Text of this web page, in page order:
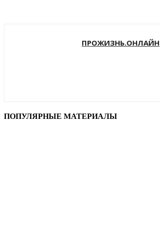
ПРОЖИЗНЬ.ОНЛАЙН
ПОПУЛЯРНЫЕ МАТЕРИАЛЫ